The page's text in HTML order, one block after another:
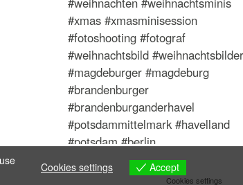
Cookies settings Accept
Cookies settings